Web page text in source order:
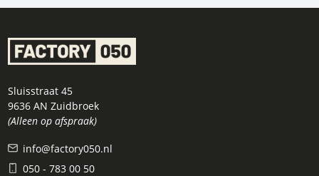
Sluisstraat 45
9636 AN Zuidbroek
(Alleen op afspraak)
info@factory050.nl
050 - 783 00 50